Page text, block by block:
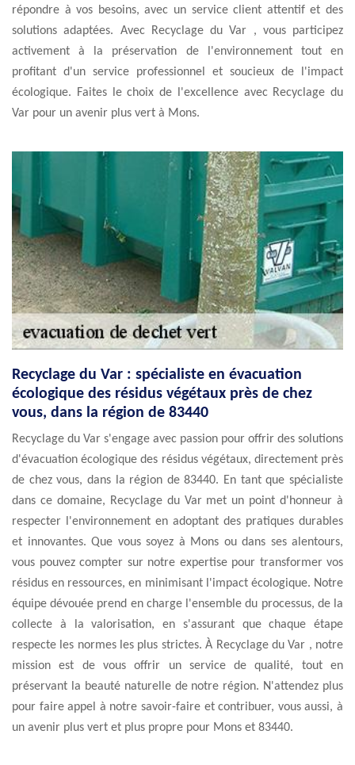
répondre à vos besoins, avec un service client attentif et des
solutions adaptées. Avec Recyclage du Var , vous participez
activement à la préservation de l'environnement tout en
profitant d'un service professionnel et soucieux de l'impact
écologique. Faites le choix de l'excellence avec Recyclage du
Var pour un avenir plus vert à Mons.
Recyclage du Var : spécialiste en évacuation
écologique des résidus végétaux près de chez
vous, dans la région de 83440
Recyclage du Var s'engage avec passion pour offrir des solutions
d'évacuation écologique des résidus végétaux, directement près
de chez vous, dans la région de 83440. En tant que spécialiste
dans ce domaine, Recyclage du Var met un point d'honneur à
respecter l'environnement en adoptant des pratiques durables
et innovantes. Que vous soyez à Mons ou dans ses alentours,
vous pouvez compter sur notre expertise pour transformer vos
résidus en ressources, en minimisant l'impact écologique. Notre
équipe dévouée prend en charge l'ensemble du processus, de la
collecte à la valorisation, en s'assurant que chaque étape
respecte les normes les plus strictes. À Recyclage du Var , notre
mission est de vous offrir un service de qualité, tout en
préservant la beauté naturelle de notre région. N'attendez plus
pour faire appel à notre savoir-faire et contribuer, vous aussi, à
un avenir plus vert et plus propre pour Mons et 83440.